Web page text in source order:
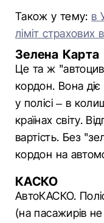
Також у тему: в
ліміт страхових
Зелена Карта
Це та ж
кордон. Вона діє
у полісі – в
країнах світу.
вартість. Без
кордон на
КАСКО
АвтоКАСКО.
(на пасажирів не